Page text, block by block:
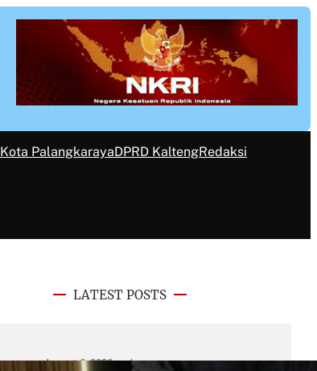
Kota PalangkarayaDPRD KaltengRedaksi
LATEST POSTS
August 6, 2026.areknews